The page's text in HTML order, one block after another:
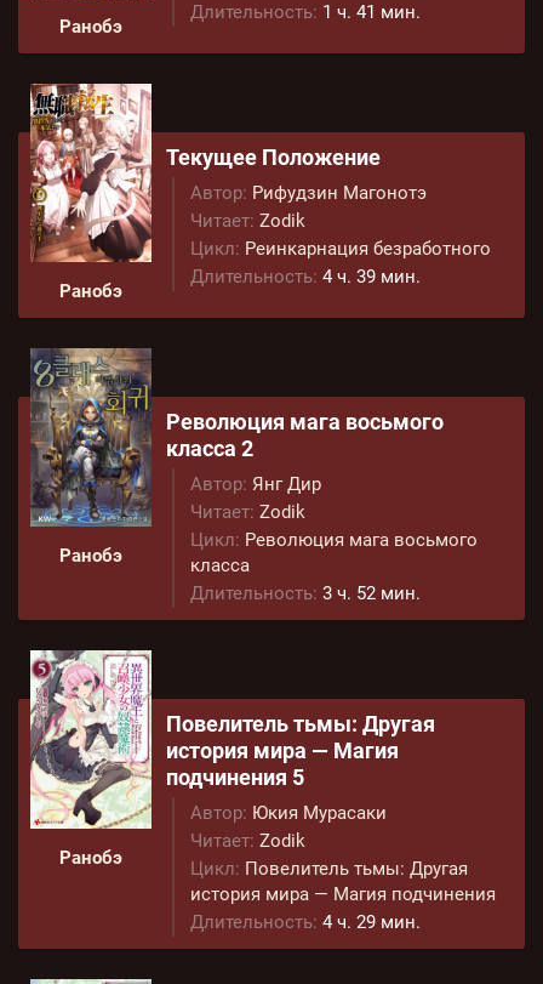
Ранобэ
Длительность: 1 ч. 41 мин.
Ранобэ
Текущее Положение
Автор: Рифудзин Магонотэ
Читает: Zodik
Цикл: Реинкарнация безработного
Длительность: 4 ч. 39 мин.
Ранобэ
Революция мага восьмого
класса 2
Автор: Янг Дир
Читает: Zodik
Цикл: Революция мага восьмого
класса
Длительность: 3 ч. 52 мин.
Ранобэ
Повелитель тьмы: Другая
история мира — Магия
подчинения 5
Автор: Юкия Мурасаки
Читает: Zodik
Цикл: Повелитель тьмы: Другая
история мира — Магия подчинения
Длительность: 4 ч. 29 мин.